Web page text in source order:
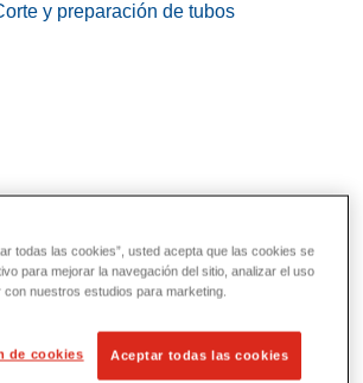
y preparación de tubos
de servicios públicos y de
All Herramientas de servicios
todas las cookies”, usted acepta que las cookies se
para mejorar la navegación del sitio, analizar el uso
con nuestros estudios para marketing.
de cookies Aceptar todas las cookies